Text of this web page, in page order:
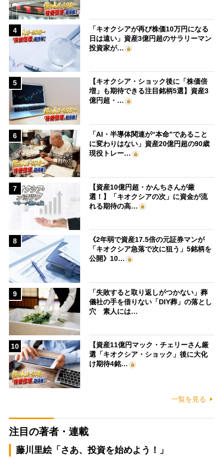
4
「キオクシアが再び株価10万円になる
日は遠い」資産3億円超のサラリーマン
投資家が…
5
【キオクシア・ショック後に「株価倍
増」も期待できる注目銘柄5選】資産3
億円超・…
6
「AI・半導体関連が“本命”であること
に変わりはない」資産20億円超の90歳
現役トレー…
7
【資産10億円超・かんちさんが厳
選！】「キオクシアの次」に資金が流
れる期待の高…
8
《2年弱で資産17.5倍の元証券マンが
「キオクシア急落で次に狙う」5銘柄を
公開》10…
9
「失敗すると取り返しがつかない」葬
儀社の手を借りない「DIY葬」の落とし
穴 素人には…
10
【資産11億円マック・チェリーさん厳
選「キオクシア・ショック」後に大化
け期待4銘…
一覧を見る
注目の著者・連載
藤川里絵「さあ、投資を始めよう！」